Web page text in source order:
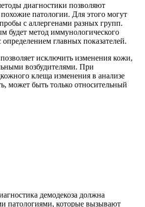
диагностики позволяют
патологии. Для этого могут
с аллергенами разных групп.
будет метод иммунологического
главных показателей.
исключить изменения кожи,
возбудителями. При
клеща изменения в анализе
может быть только относительный
демодекоза должна
патологиями, которые вызывают